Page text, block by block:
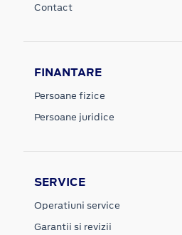
Contact
FINANTARE
Persoane fizice
Persoane juridice
SERVICE
Operatiuni service
Garantii si revizii